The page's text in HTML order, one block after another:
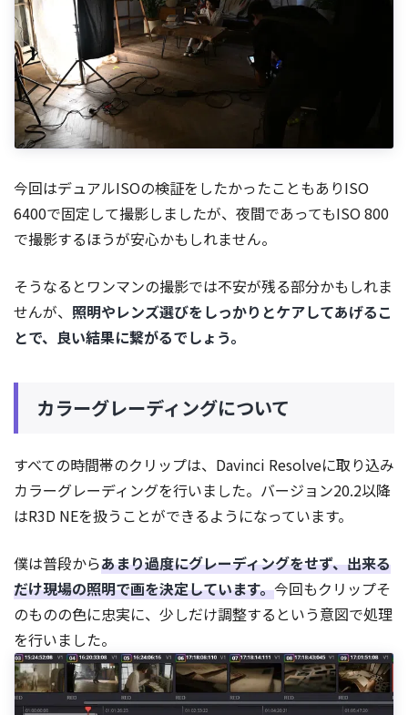
今回はデュアルISOの検証をしたかったこともありISO
6400で固定して撮影しましたが、夜間であってもISO 800
で撮影するほうが安心かもしれません。
そうなるとワンマンの撮影では不安が残る部分かもしれま
せんが、 照明やレンズ選びをしっかりとケアしてあげるこ
とで、良い結果に繋がるでしょう。
カラーグレーディングについて
すべての時間帯のクリップは、Davinci Resolveに取り込み
カラーグレーディングを行いました。バージョン20.2以降
はR3D NEを扱うことができるようになっています。
僕は普段からあまり過度にグレーディングをせず、出来る
だけ現場の照明で画を決定しています。今回もクリップそ
のものの色に忠実に、少しだけ調整するという意図で処理
を行いました。